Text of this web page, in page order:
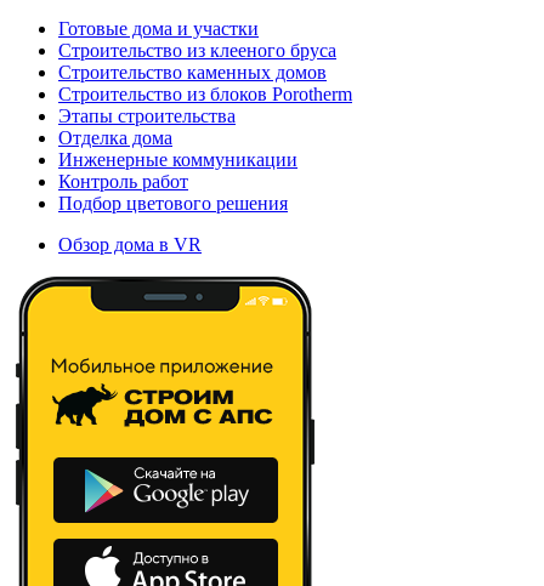
Готовые дома и участки
Строительство из клееного бруса
Строительство каменных домов
Строительство из блоков Porotherm
Этапы строительства
Отделка дома
Инженерные коммуникации
Контроль работ
Подбор цветового решения
Обзор дома в VR